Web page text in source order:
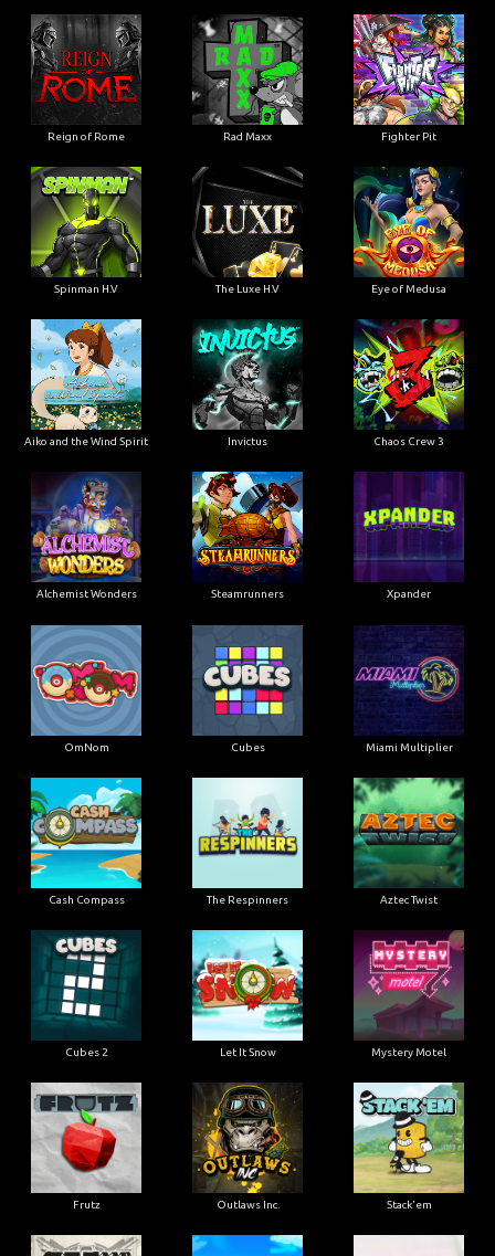
Reign of Rome Rad Maxx Fighter Pit
Spinman H.V The Luxe H.V Eye of Medusa
Aiko and the Wind Spirit Invictus Chaos Crew 3
Alchemist Wonders Steamrunners Xpander
OmNom Cubes Miami Multiplier
Cash Compass The Respinners Aztec Twist
Cubes 2 Let It Snow Mystery Motel
Frutz Outlaws Inc. Stack'em